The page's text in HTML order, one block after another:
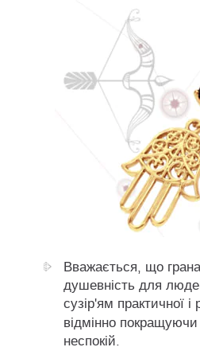
Вважається, що
душевність для
сузір'ям практичної і
відмінно покращуючи
неспокій.